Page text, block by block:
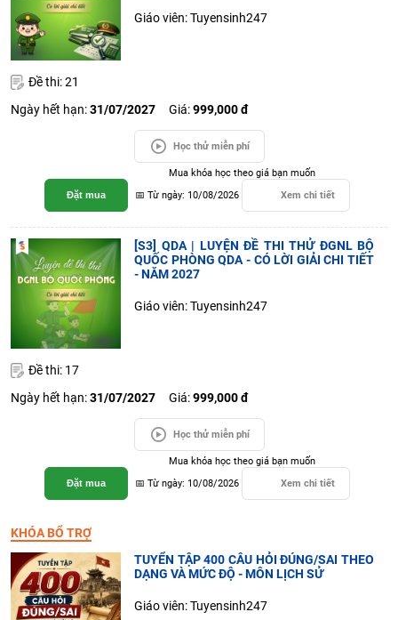
Giáo viên: Tuyensinh247
Đề thi: 21
Ngày hết hạn:31/07/2027 Giá:999,000 đ
Học thử miễn phí
Đặt mua
Mua khóa học theo giá bạn muốn
📅 Từ ngày: 10/08/2026
Xem chi tiết
[S3] QDA | LUYỆN ĐỀ THI THỬ ĐGNL BỘ
QUỐC PHÒNG QDA - CÓ LỜI GIẢI CHI TIẾT
- NĂM 2027
Giáo viên: Tuyensinh247
Đề thi: 17
Ngày hết hạn:31/07/2027 Giá:999,000 đ
Học thử miễn phí
Đặt mua
Mua khóa học theo giá bạn muốn
📅 Từ ngày: 10/08/2026
Xem chi tiết
KHÓA BỔ TRỢ
TUYỂN TẬP 400 CÂU HỎI ĐÚNG/SAI THEO
DẠNG VÀ MỨC ĐỘ - MÔN LỊCH SỬ
Giáo viên: Tuyensinh247